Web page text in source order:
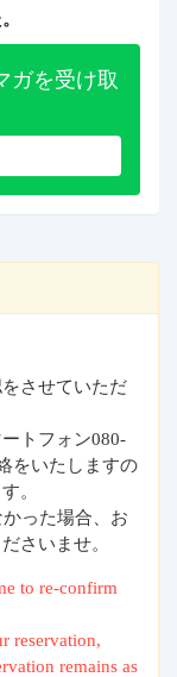
ガを受け取
させていただ
トフォン080-
をいたしますの
。
った場合、お
さいませ。
to re-confirm
reservation,
remains as